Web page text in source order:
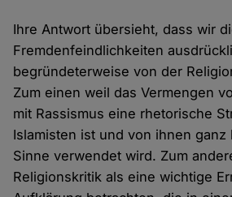
Ihre Antwort übersieht, dass wir
Fremdenfeindlichkeiten
begründeterweise von der
Zum einen weil das Vermengen
mit Rassismus eine rhetorische
Islamisten ist und von ihnen
Sinne verwendet wird. Zum
Religionskritik als eine wichtige